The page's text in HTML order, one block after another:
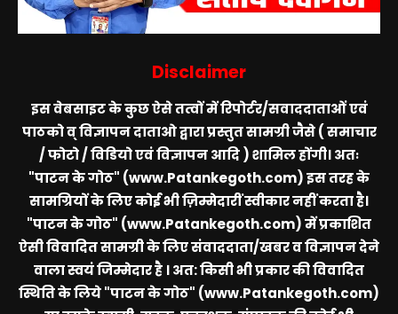
Disclaimer
इस वेबसाइट के कुछ ऐसे तत्वों में रिपोर्टर/सवाददाताओं एवं
पाठको व् विज्ञापन दाताओ द्वारा प्रस्तुत सामग्री जैसे ( समाचार
/ फोटो / विडियो एवं विज्ञापन आदि ) शामिल होंगी। अतः
"पाटन के गोठ" (www.Patankegoth.com)इस तरह के
सामग्रियों के लिए कोई भी ज़िम्मेदारीं स्वीकार नहीं करता है।
"पाटन के गोठ" (www.Patankegoth.com)में प्रकाशित
ऐसी विवादित सामग्री के लिए संवाददाता/खबर व विज्ञापन देने
वाला स्वयं जिम्मेदार है । अत: किसी भी प्रकार की विवादित
स्थिति के लिये"पाटन के गोठ" (www.Patankegoth.com)